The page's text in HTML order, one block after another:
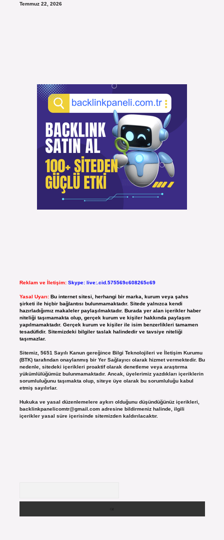
Temmuz 22, 2026
Reklam ve İletişim: Skype: live:.cid.575569c608265c69
Yasal Uyarı: Bu internet sitesi, herhangi bir marka, kurum veya şahıs
şirketi ile hiçbir bağlantısı bulunmamaktadır. Sitede yalnızca kendi
hazırladığımız makaleler paylaşılmaktadır. Burada yer alan içerikler haber
niteliği taşımamakta olup, gerçek kurum ve kişiler hakkında paylaşım
yapılmamaktadır. Gerçek kurum ve kişiler ile isim benzerlikleri tamamen
tesadüfidir. Sitemizdeki bilgiler taslak halindedir ve tavsiye niteliği
taşımazlar.
Sitemiz, 5651 Sayılı Kanun gereğince Bilgi Teknolojileri ve İletişim Kurumu
(BTK) tarafından onaylanmış bir Yer Sağlayıcı olarak hizmet vermektedir. Bu
nedenle, sitedeki içerikleri proaktif olarak denetleme veya araştırma
yükümlülüğümüz bulunmamaktadır. Ancak, üyelerimiz yazdıkları içeriklerin
sorumluluğunu taşımakta olup, siteye üye olarak bu sorumluluğu kabul
etmiş sayılırlar.
Hukuka ve yasal düzenlemelere aykırı olduğunu düşündüğünüz içerikleri,
backlinkpanelicomtr@gmail.comadresine bildirmeniz halinde, ilgili
içerikler yasal süre içerisinde sitemizden kaldırılacaktır.